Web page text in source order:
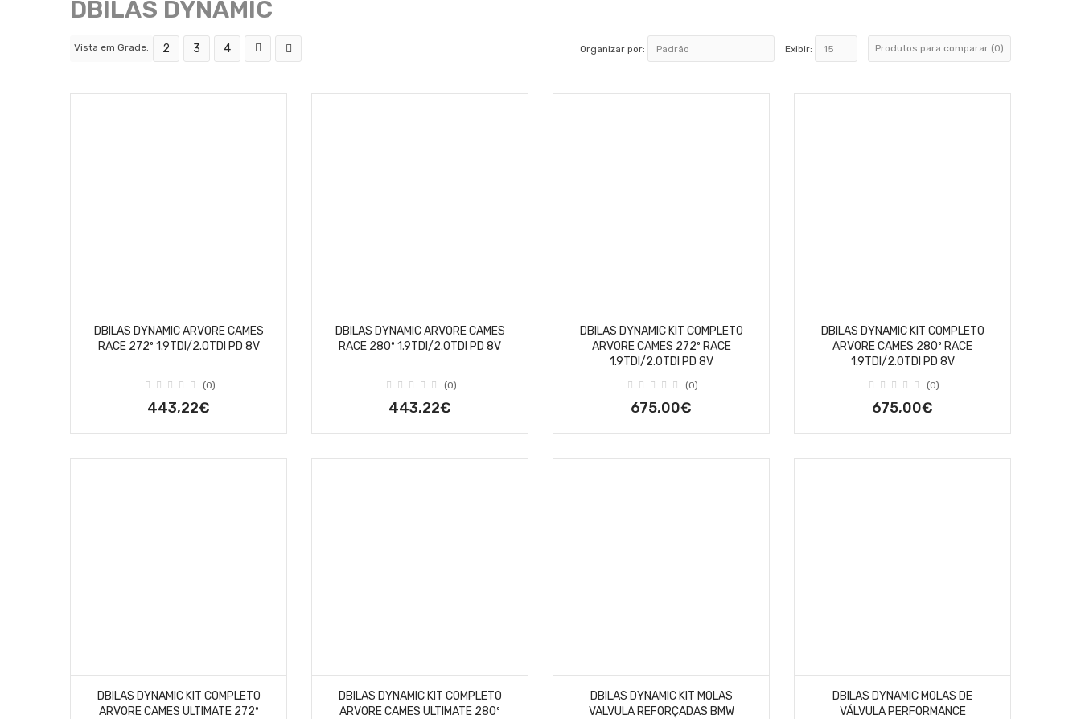
DBILAS DYNAMIC
Vista em Grade: 2 3 4 Organizar por: Exibir: Produtos para comparar (0)
DBILAS DYNAMIC ARVORE CAMES
RACE 272º 1.9TDI/2.0TDI PD 8V
(0)
443,22€
DBILAS DYNAMIC ARVORE CAMES
RACE 280º 1.9TDI/2.0TDI PD 8V
(0)
443,22€
DBILAS DYNAMIC KIT COMPLETO
ARVORE CAMES 272º RACE
1.9TDI/2.0TDI PD 8V
(0)
675,00€
DBILAS DYNAMIC KIT COMPLETO
ARVORE CAMES 280º RACE
1.9TDI/2.0TDI PD 8V
(0)
675,00€
DBILAS DYNAMIC KIT COMPLETO
ARVORE CAMES ULTIMATE 272º
DBILAS DYNAMIC KIT COMPLETO
ARVORE CAMES ULTIMATE 280º
DBILAS DYNAMIC KIT MOLAS
VALVULA REFORÇADAS BMW
DBILAS DYNAMIC MOLAS DE
VÁLVULA PERFORMANCE